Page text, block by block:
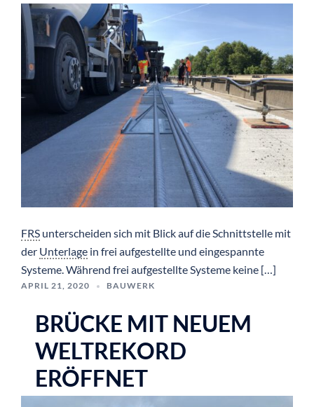
FRS unterscheiden sich mit Blick auf die Schnittstelle mit
der Unterlage in frei aufgestellte und eingespannte
Systeme. Während frei aufgestellte Systeme keine […]
APRIL 21, 2020 BAUWERK
BRÜCKE MIT NEUEM
WELTREKORD
ERÖFFNET